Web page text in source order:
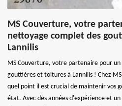
MS Couverture, votre
nettoyage complet des
Lannilis
MS Couverture, votre partenaire pour
gouttières et toitures à Lannilis ! Chez
quel point il est crucial de maintenir vos
état. Avec des années d'expérience et